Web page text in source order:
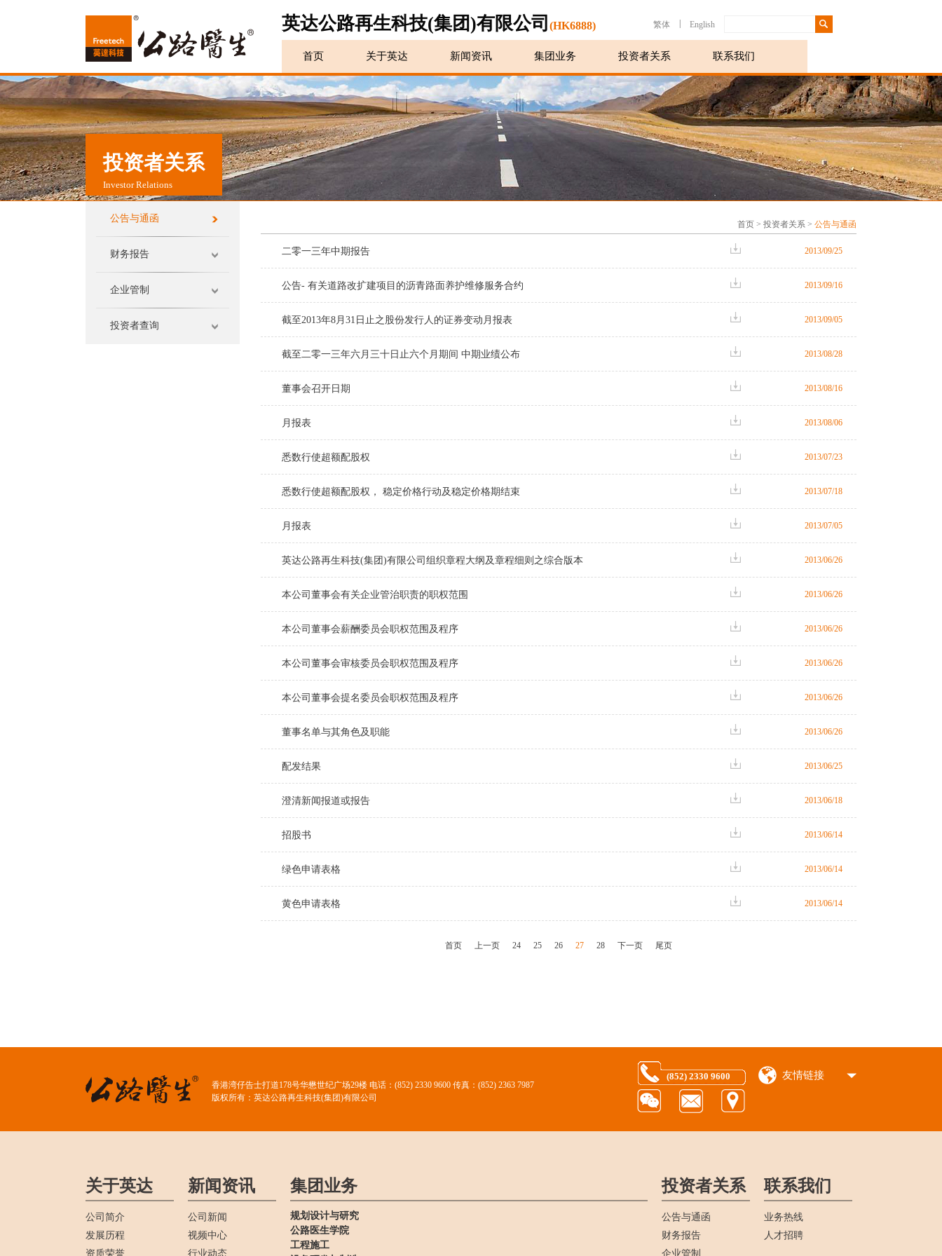
英达公路再生科技(集团)有限公司 (HK6888) 繁体 English
首页 关于英达 新闻资讯 集团业务 投资者关系 联系我们
投资者关系
Investor Relations
公告与通函
财务报告
企业管制
投资者查询
首页 > 投资者关系 > 公告与通函
2013/09/25
二零一三年中期报告
2013/09/16
公告- 有关道路改扩建项目的沥青路面养护维修服务合约
2013/09/05
截至2013年8月31日止之股份发行人的证券变动月报表
2013/08/28
截至二零一三年六月三十日止六个月期间 中期业绩公布
2013/08/16
董事会召开日期
2013/08/06
月报表
2013/07/23
悉数行使超额配股权
2013/07/18
悉数行使超额配股权， 稳定价格行动及稳定价格期结束
2013/07/05
月报表
2013/06/26
英达公路再生科技(集团)有限公司组织章程大纲及章程细则之综合版本
2013/06/26
本公司董事会有关企业管治职责的职权范围
2013/06/26
本公司董事会薪酬委员会职权范围及程序
2013/06/26
本公司董事会审核委员会职权范围及程序
2013/06/26
本公司董事会提名委员会职权范围及程序
2013/06/26
董事名单与其角色及职能
2013/06/25
配发结果
2013/06/18
澄清新闻报道或报告
2013/06/14
招股书
2013/06/14
绿色申请表格
2013/06/14
黄色申请表格
首页 上一页 24 25 26 27 28 下一页 尾页
香港湾仔告士打道178号华懋世纪广场29楼 电话：(852) 2330 9600 传真：(852) 2363 7987
版权所有：英达公路再生科技(集团)有限公司
友情链接
(852) 2330 9600
关于英达
公司简介
发展历程
资质荣誉
新闻资讯
公司新闻
视频中心
行业动态
集团业务
规划设计与研究
公路医生学院
工程施工
投资者关系
公告与通函
财务报告
企业管制
联系我们
业务热线
人才招聘